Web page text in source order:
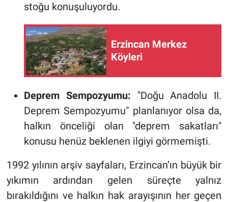
stoğu konuşuluyordu.
Erzincan Merkez
Köyleri
Deprem Sempozyumu: "Doğu Anadolu II.
Deprem Sempozyumu" planlanıyor olsa da,
halkın önceliği olan "deprem sakatları"
konusu henüz beklenen ilgiyi görmemişti.
1992 yılının arşiv sayfaları, Erzincan’ın büyük bir
yıkımın ardından gelen süreçte yalnız
bırakıldığını ve halkın hak arayışının her geçen